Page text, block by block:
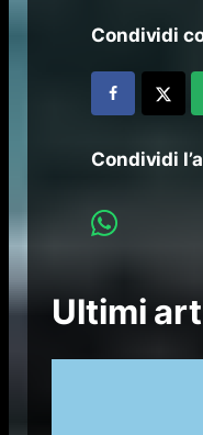
Condividi
Condividi
Ultimi